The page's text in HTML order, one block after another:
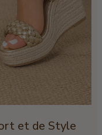
et de Style